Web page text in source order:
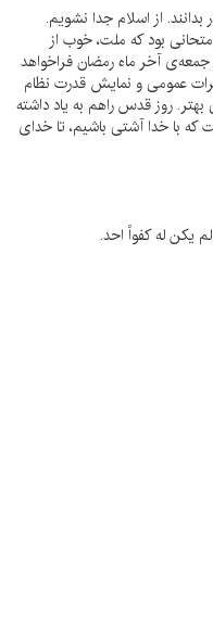
از اسلام جدا نشويم.
بود كه ملت، خوب از
آخر ماه رمضان فراخواهد
عمومى و نمايش قدرت نظام
روز قدس راهم به ياد داشته
كه با خدا آشتى باشيم، تا خداى
يكن له كفواً احد.